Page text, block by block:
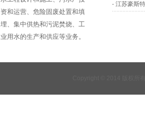
资和运营、危险固废处置和填
埋、集中供热和污泥焚烧、工
业用水的生产和供应等业务。
· 江苏豪斯